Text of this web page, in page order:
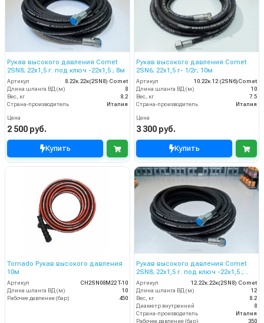
Рукав высокого давления Comet
2SN8; 22х1,5 г. под ключ -22х1,5 ; 8м
Артикул
8.22к.22к(2SN8) Comet
Длина шланга ВД (м)
8
Вес, кг
8.2
Страна-производитель
Италия
Цена
2 500 руб.
Купить
Рукав высокого давления Comet
2SN6; 22х1,5 г- 1/2г; 10м
Артикул
10.22к.12 (2SN6)Comet
Длина шланга ВД (м)
10
Вес, кг
7.5
Страна-производитель
Италия
Цена
3 300 руб.
Купить
Tornado Рукав высокого давления
10м
Артикул
CH2SN08M22 T-10
Длина шланга ВД (м)
10
Рабочее давление (бар)
450
Рукав высокого давления Comet
2SN8; 22х1,5 г. под ключ -22х1,5 ;
12м
Артикул
12.22к.22к(2SN8) Comet
Длина шланга ВД (м)
12
Вес, кг
8.2
Диаметр внутренний
8
Страна-производитель
Италия
Рабочее давление (бар)
350